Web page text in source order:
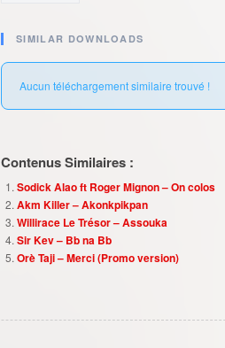
SIMILAR DOWNLOADS
Aucun téléchargement similaire trouvé !
Contenus Similaires :
Sodick Alao ft Roger Mignon – On colos
Akm Killer – Akonkpikpan
Willirace Le Trésor – Assouka
Sir Kev – Bb na Bb
Orè Taji – Merci (Promo version)